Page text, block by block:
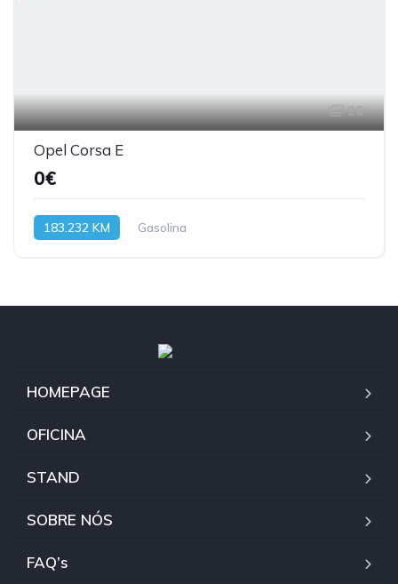
26
Opel Corsa E
0€
183.232 KM Gasolina
HOMEPAGE
OFICINA
STAND
SOBRE NÓS
FAQ’s